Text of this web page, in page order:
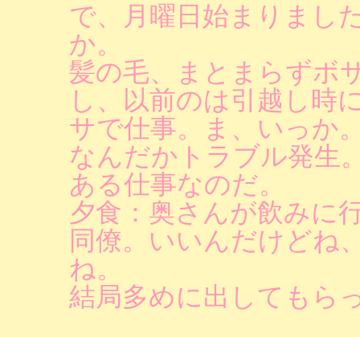
で、月曜日始まりまし
か。
髪の毛、まとまらずボ
し、以前のは引越し時
サで仕事。ま、いっか
なんだかトラブル発生
ある仕事なのだ。
夕食：奥さんが飲みに
同僚。いいんだけどね
ね。
結局多めに出してもら